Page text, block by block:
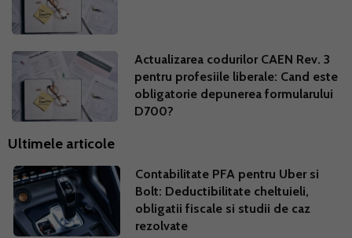
Actualizarea codurilor CAEN Rev. 3
pentru profesiile liberale: Cand este
obligatorie depunerea formularului
D700?
Ultimele articole
Contabilitate PFA pentru Uber si
Bolt: Deductibilitate cheltuieli,
obligatii fiscale si studii de caz
rezolvate